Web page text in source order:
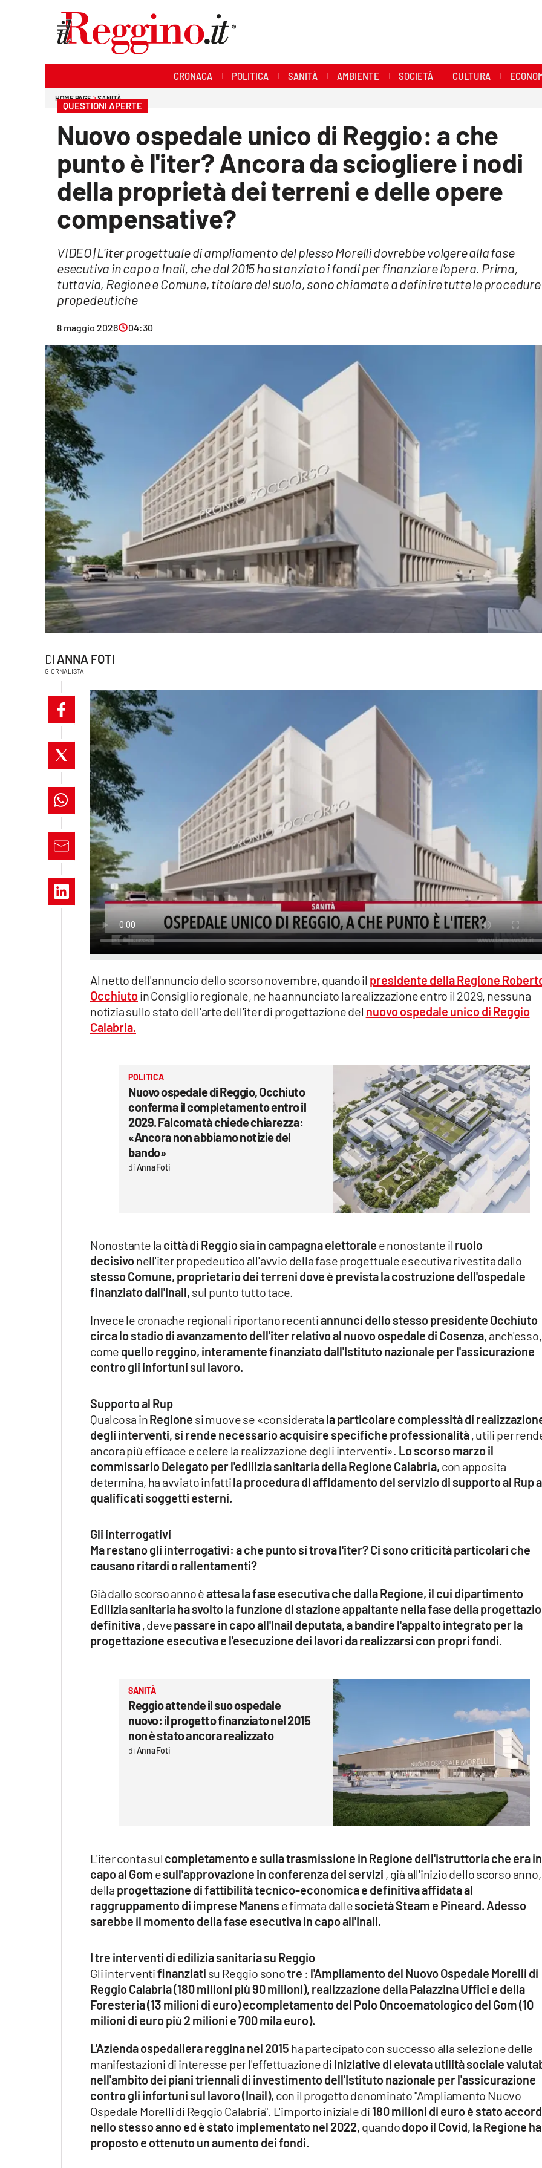
Economia e lavoro
Streaming
Lac Network
lacitymag.it
ilvibonese.it
catanzarochannel.it
Vai
CRONACA POLITICA SANITÀ AMBIENTE SOCIETÀ CULTURA
HOME PAGE SANITÀ
QUESTIONI APERTE
Nuovo ospedale unico di Reggio: a che
punto è l'iter? Ancora da sciogliere i nodi
della proprietà dei terreni e delle opere
compensative?
VIDEO | L'iter progettuale di ampliamento del plesso Morelli dovrebbe volgere alla fase
esecutiva in capo a Inail, che dal 2015 ha stanziato i fondi per finanziare l'opera. Prima,
tuttavia, Regione e Comune, titolare del suolo, sono chiamate a definire tutte le procedure
propedeutiche
8 maggio 2026 04:30
ANNA FOTI
GIORNALISTA
Al netto dell'annuncio dello scorso novembre, quando il presidente della Regione
Occhiutoin Consiglio regionale, ne ha annunciato la realizzazione entro il 2029, nessuna
notiziasullo stato dell'arte dell'iter di progettazione del nuovo ospedale unico di Reggio
Calabria.
POLITICA
Nuovo ospedale di Reggio, Occhiuto
conferma il completamento entro il
2029. Falcomatà chiede chiarezza:
«Ancora non abbiamo notizie del
bando»
Anna Foti
Nonostante la città di Reggio sia in campagna elettorale e nonostante il ruolo
decisivonell'iter propedeutico all'avvio della fase progettuale esecutiva rivestita dallo
stesso Comune, proprietario dei terreni dove è prevista la costruzione dell'ospedale
finanziato dall'Inail, sul punto tutto tace.
Invece le cronache regionali riportano recentiannunci dello stesso presidente Occhiuto
circa lo stadio di avanzamento dell'iter relativo al nuovo ospedale di Cosenza, anch'esso,
come quello reggino, interamente finanziato dall'Istituto nazionale per l'assicurazione
contro gli infortuni sul lavoro.
Supporto al Rup
Qualcosa inRegione si muove se «considerata la particolare complessità di
degli interventi, si rende necessario acquisire specifiche professionalità , utili per
ancora più efficace e celere la realizzazione degli interventi». Lo scorso marzo il
commissario Delegato per l'edilizia sanitaria della Regione Calabria, con apposita
determina, ha avviato infattila procedura di affidamento del servizio di supporto al Rup a
qualificati soggetti esterni.
Gli interrogativi
Ma restano gli interrogativi: a che punto si trova l'iter? Ci sono criticità particolari che
causano ritardi o rallentamenti?
Già dallo scorso anno èattesa la fase esecutiva che dalla Regione, il cui dipartimento
Edilizia sanitaria ha svolto la funzione di stazione appaltante nella fase della
definitiva , devepassare in capo all'Inail deputata, a bandire l'appalto integrato per la
progettazione esecutiva e l'esecuzione dei lavori da realizzarsi con propri fondi.
SANITÀ
Reggio attende il suo ospedale
nuovo: il progetto finanziato nel 2015
non è stato ancora realizzato
Anna Foti
L'iter conta sul completamento e sulla trasmissione in Regione dell'istruttoria che era in
capo al Gom esull'approvazione in conferenza dei servizi , già all'inizio dello scorso anno,
della progettazione di fattibilità tecnico-economica e definitiva affidata al
raggruppamento di imprese Manens e firmata dallesocietà Steam e Pineard. Adesso
sarebbe il momento della fase esecutiva in capo all'Inail.
I tre interventi di edilizia sanitaria su Reggio
Gli interventifinanziati su Reggio sonotre : l'Ampliamento del Nuovo Ospedale Morelli di
Reggio Calabria (180 milioni più 90 milioni), realizzazione della Palazzina Uffici e della
Foresteria (13 milioni di euro) ecompletamento del Polo Oncoematologico del Gom (10
milioni di euro più 2 milioni e 700 mila euro).
L'Azienda ospedaliera reggina nel 2015 ha partecipato con successo alla selezione delle
manifestazioni di interesse per l'effettuazione di iniziative di elevata utilità sociale
nell'ambito dei piani triennali di investimento dell'Istituto nazionale per l'assicurazione
contro gli infortuni sul lavoro (Inail), con il progetto denominato "Ampliamento Nuovo
Ospedale Morelli di Reggio Calabria". L'importo iniziale di 180 milioni di euro è stato
nello stesso anno ed è stato implementato nel 2022, quandodopo il Covid, la Regione ha
proposto e ottenuto un aumento dei fondi.